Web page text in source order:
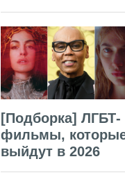
[Подборка] ЛГБТ-
фильмы,
выйдут в 2026